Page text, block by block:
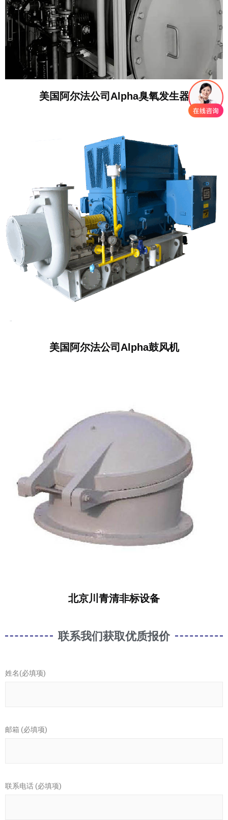
美国阿尔法公司Alpha臭氧发生器
美国阿尔法公司Alpha鼓风机
北京川青清非标设备
联系我们获取优质报价
姓名(必填项)
邮箱 (必填项)
联系电话 (必填项)